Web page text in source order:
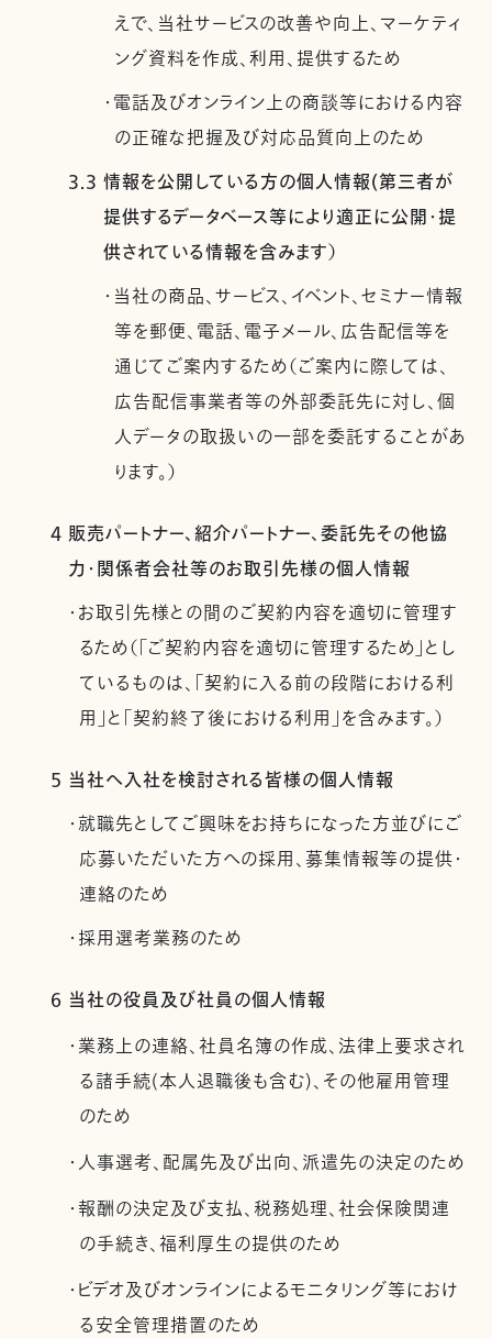
えで、当社サービスの改善や向上、マーケティ
ング資料を作成、利用、提供するため
・電話及びオンライン上の商談等における内容
の正確な把握及び対応品質向上のため
3.3 情報を公開している方の個人情報(第三者が
提供するデータベース等により適正に公開・提
供されている情報を含みます）
・当社の商品、サービス、イベント、セミナー情報
等を郵便、電話、電子メール、広告配信等を
通じてご案内するため（ご案内に際しては、
広告配信事業者等の外部委託先に対し、個
人データの取扱いの一部を委託することがあ
ります。）
4 販売パートナー、紹介パートナー、委託先その他協
力・関係者会社等のお取引先様の個人情報
・お取引先様との間のご契約内容を適切に管理す
るため（「ご契約内容を適切に管理するため」とし
ているものは、「契約に入る前の段階における利
用」と「契約終了後における利用」を含みます。）
5 当社へ入社を検討される皆様の個人情報
・就職先としてご興味をお持ちになった方並びにご
応募いただいた方への採用、募集情報等の提供・
連絡のため
・採用選考業務のため
6 当社の役員及び社員の個人情報
・業務上の連絡、社員名簿の作成、法律上要求され
る諸手続(本人退職後も含む)、その他雇用管理
のため
・人事選考、配属先及び出向、派遣先の決定のため
・報酬の決定及び支払、税務処理、社会保険関連
の手続き、福利厚生の提供のため
・ビデオ及びオンラインによるモニタリング等におけ
る安全管理措置のため